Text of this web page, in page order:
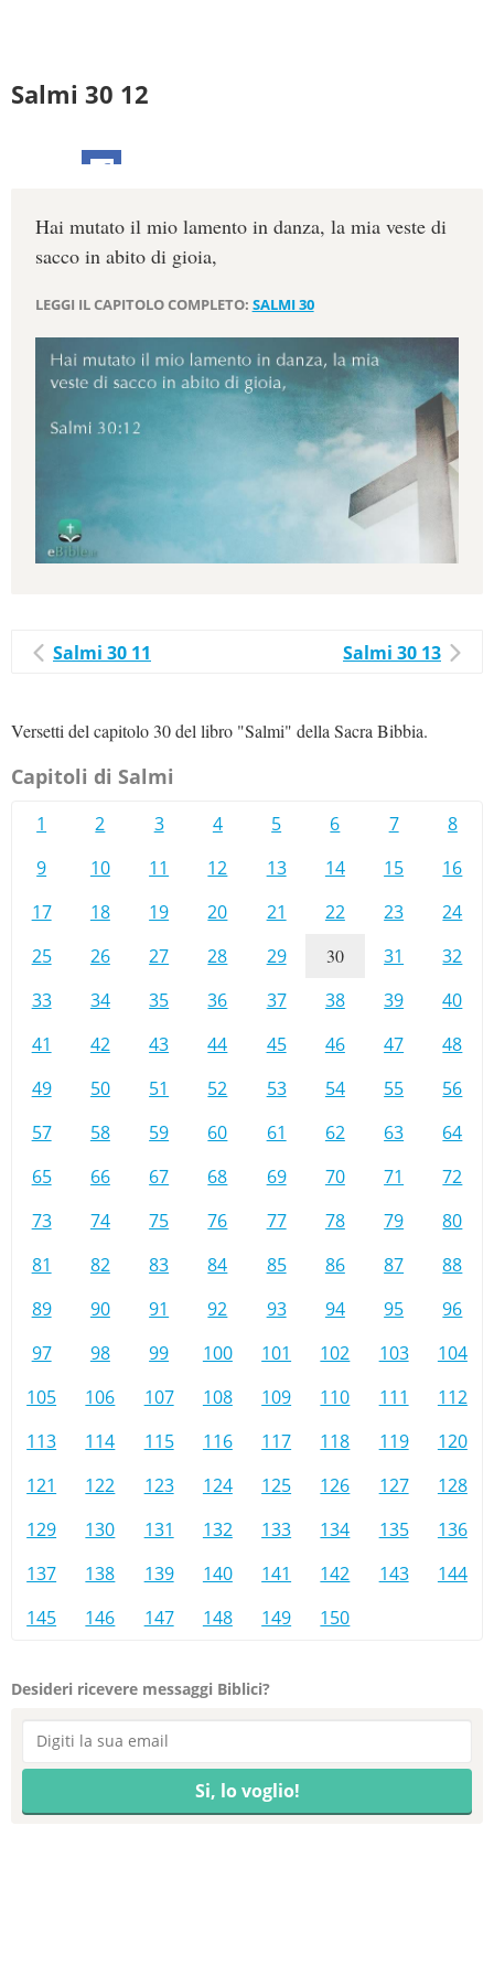
Salmi 30 12
Hai mutato il mio lamento in danza, la mia veste di
sacco in abito di gioia,
LEGGI IL CAPITOLO COMPLETO: SALMI 30
Salmi 30 11 Salmi 30 13
Versetti del capitolo 30 del libro "Salmi" della Sacra Bibbia.
Capitoli di Salmi
1 2 3 4 5 6 7
8
9
10 11 12 13 14 15
16
17
18 19 20 21 22 23
24
25
26 27 28 29 30 31
32
33
34 35 36 37 38 39
40
41
42 43 44 45 46 47
48
49
50 51 52 53 54 55
56
57
58 59 60 61 62 63
64
65
66 67 68 69 70 71
72
73
74 75 76 77 78 79
80
81
82 83 84 85 86 87
88
89
90 91 92 93 94 95
96
97
98 99 100 101 102 103
104
105
106 107 108 109 110 111
112
113
114 115 116 117 118 119
120
121
122 123 124 125 126 127
128
129
130 131 132 133 134 135
136
137
138 139 140 141 142 143
144
145
146 147 148 149 150
Desideri ricevere messaggi Biblici?